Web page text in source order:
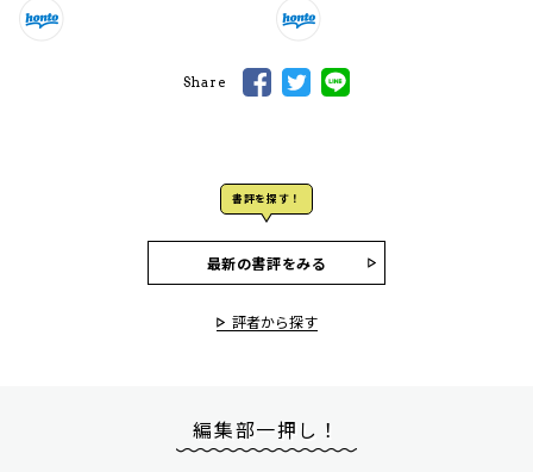
Share
書評を探す！
最新の書評をみる
評者から探す
編集部一押し！